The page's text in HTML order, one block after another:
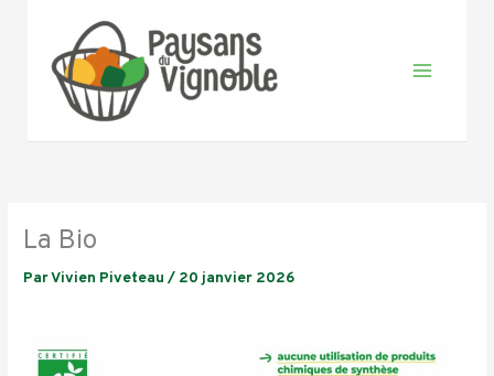
contenu
La Bio
ParVivien Piveteau/ 20 janvier 2026